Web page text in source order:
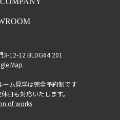
3-12-12 BLDG64 201
Map
ム見学は完全予約制です
日も対応いたします。
of works